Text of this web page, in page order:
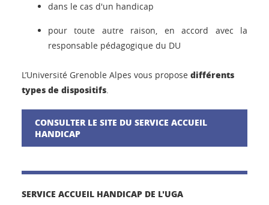
dans le cas d'un handicap
pour toute autre raison, en accord avec la
responsable pédagogique du DU
L’Université Grenoble Alpes vous propose différents
types de dispositifs.
CONSULTER LE SITE DU SERVICE ACCUEIL
HANDICAP
SERVICE ACCUEIL HANDICAP DE L'UGA